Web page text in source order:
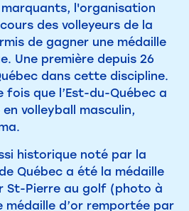
l'organisation
des volleyeurs de la
de gagner une médaille
Une première depuis 26
dans cette discipline.
fois que l’Est-du-Québec a
volleyball masculin,
historique noté par la
Québec a été la médaille
St-Pierre au golf (photo à
médaille d’or remportée par